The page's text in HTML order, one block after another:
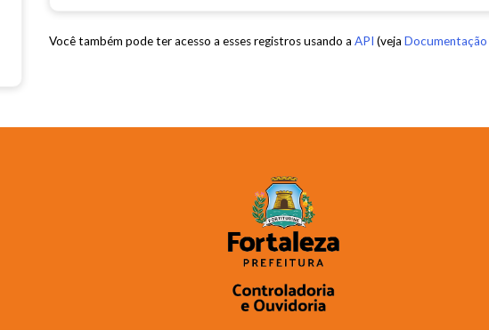
Você também pode ter acesso a esses registros usando a API (veja Documentação